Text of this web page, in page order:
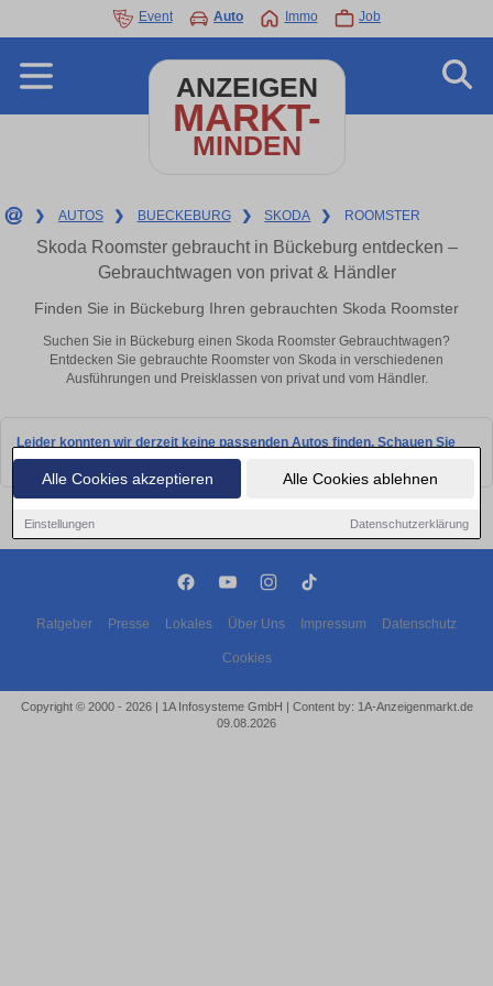
Alle Cookies akzeptieren Alle Cookies ablehnen
Einstellungen Datenschutzerklärung
Event Auto Immo Job
ANZEIGEN
MARKT-
MINDEN
❯ AUTOS ❯ BUECKEBURG ❯ SKODA ❯ ROOMSTER
Skoda Roomster gebraucht in Bückeburg entdecken –
Gebrauchtwagen von privat & Händler
Finden Sie in Bückeburg Ihren gebrauchten Skoda Roomster
Suchen Sie in Bückeburg einen Skoda Roomster Gebrauchtwagen?
Entdecken Sie gebrauchte Roomster von Skoda in verschiedenen
Ausführungen und Preisklassen von privat und vom Händler.
Leider konnten wir derzeit keine passenden Autos finden. Schauen Sie
bald wieder vorbei!
Ratgeber Presse Lokales Über Uns Impressum Datenschutz
Cookies
Copyright © 2000 - 2026 | 1A Infosysteme GmbH | Content by: 1A-Anzeigenmarkt.de
09.08.2026